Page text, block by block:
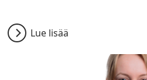
Lue lisää